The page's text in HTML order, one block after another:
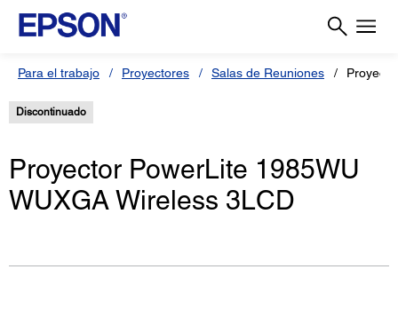
Para el trabajo Proyectores Salas de Reuniones
Discontinuado
Proyector PowerLite 1985WU
WUXGA Wireless 3LCD